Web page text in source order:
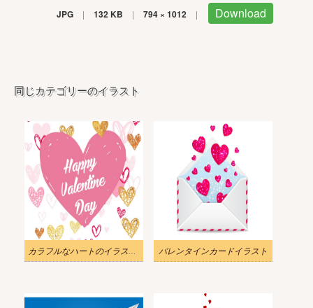
JPG | 132 KB | 794 × 1012 | Download
同じカテゴリーのイラスト
カラフルなハートのイラストが幸せなバレンタインデー バレンタインカードイラスト